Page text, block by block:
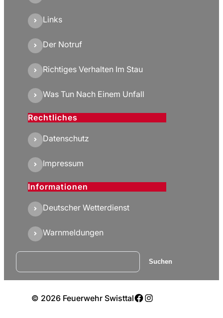
Links
Der Notruf
Richtiges Verhalten Im Stau
Was Tun Nach Einem Unfall
Rechtliches
Datenschutz
Impressum
Informationen
Deutscher Wetterdienst
Warnmeldungen
Suchen Suchen
© 2026 Feuerwehr SwisttalFacebook
Instagram